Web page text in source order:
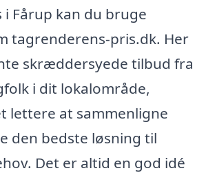
Fårup kan du bruge
tagrenderens-pris.dk. Her
skræddersyede tilbud fra
i dit lokalområde,
lettere at sammenligne
den bedste løsning til
Det er altid en god idé